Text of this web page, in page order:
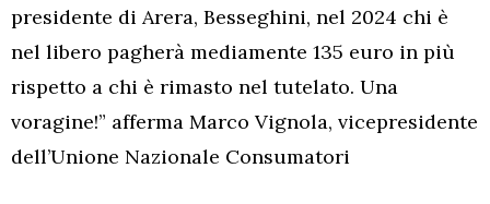
presidente di Arera, Besseghini, nel 2024 chi è
nel libero pagherà mediamente 135 euro in più
rispetto a chi è rimasto nel tutelato. Una
voragine!” afferma Marco Vignola, vicepresidente
dell’Unione Nazionale Consumatori